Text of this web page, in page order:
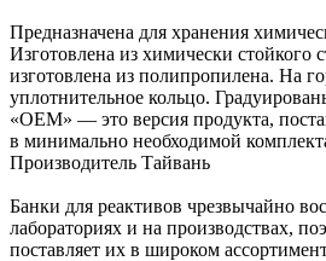
Предназначена для хранения
Изготовлена из химически стойкого
изготовлена из полипропилена. На
уплотнительное кольцо.
«OEM» — это версия продукта,
в минимально необходимой
Производитель Тайвань
Банки для реактивов чрезвычайно
лабораториях и на производствах,
поставляет их в широком